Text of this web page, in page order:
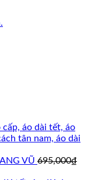
VŨ 695,000₫